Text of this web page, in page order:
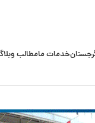
خدمات مامطالب